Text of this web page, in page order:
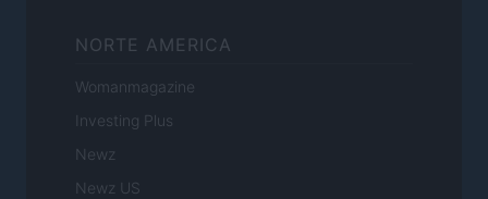
NORTE AMERICA
Womanmagazine
Investing Plus
Newz
Newz US